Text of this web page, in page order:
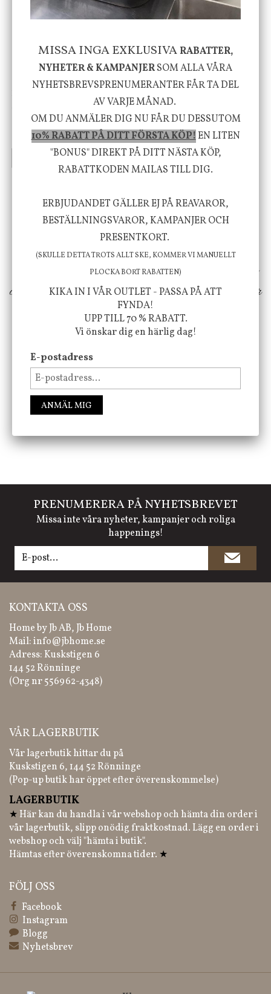
Skål, Hands marmor
635 kr795 kr
KÖP
Nicolas Vahé
Serveringsfat, Ostron,
Stengods
415 kr
INFO KÖP
Vi vill förmedla känsla, upplevelse och
välbefinnande för dig och ditt hem! Med
inspiration från naturen och dess färgpalett
erbjuder vi omsorgsfullt utvalda produkter som
ökar trivsel i ditt hem och ger det lilla extra för
att öka ditt välmående!
FÖLJ OSS PÅ INSTAGRAM @JBHOME
PRENUMERERA PÅ NYHETSBREVET
Missa inte våra nyheter, kampanjer och roliga
happenings!
KONTAKTA OSS
Home by Jb AB, Jb Home
Mail:info@jbhome.se
Adress: Kuskstigen 6
144 52 Rönninge
(Org nr 556962-4348)
VÅR LAGERBUTIK
Vår lagerbutik hittar du på
Kuskstigen 6, 144 52 Rönninge
(Pop-up butik har öppet efter överenskommelse)
LAGERBUTIK
★ Här kan du handla i vår webshop och hämta din order i
vår lagerbutik, slipp onödig fraktkostnad. Lägg en order i
webshop och välj "hämta i butik".
Hämtas efter överenskomna tider. ★
FÖLJ OSS
Facebook
Instagram
Blogg
Nyhetsbrev
MISSA INGA EXKLUSIVARABATTER,
NYHETER & KAMPANJERSOM ALLA VÅRA
NYHETSBREVSPRENUMERANTER FÅR TA DEL
AV VARJE MÅNAD.
OM DU ANMÄLER DIG NU FÅR DU DESSUTOM
10% RABATT PÅ DITT FÖRSTA KÖP!EN LITEN
"BONUS" DIREKT PÅ DITT NÄSTA KÖP,
RABATTKODEN MAILAS TILL DIG.
ERBJUDANDET GÄLLER EJ PÅ REAVAROR,
BESTÄLLNINGSVAROR, KAMPANJER OCH
PRESENTKORT.
(SKULLE DETTA TROTS ALLT SKE, KOMMER VI MANUELLT
PLOCKA BORT RABATTEN)
KIKA IN I VÅR OUTLET - PASSA PÅ ATT
FYNDA!
UPP TILL 70 % RABATT.
Vi önskar dig en härlig dag!
E-postadress
ANMÄL MIG